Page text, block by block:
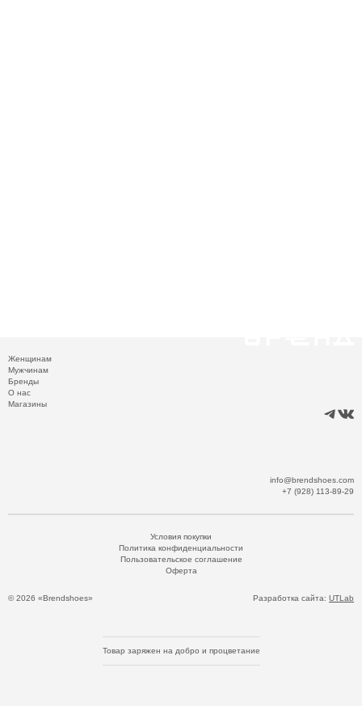
Женщинам
Мужчинам
Бренды
О нас
Магазины
info@brendshoes.com
+7 (928) 113-89-29
© 2026 «Brendshoes»
Условия покупки
Политика конфиденциальности
Пользовательское соглашение
Оферта
Разработка сайта: UTLab
Товар заряжен на добро и процветание